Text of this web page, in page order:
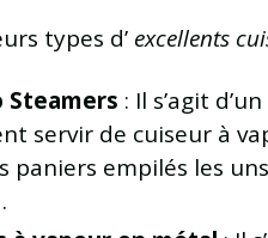
types d’ excellents
Steamers : Il s’agit
servir de cuiseur à
paniers empilés les
.